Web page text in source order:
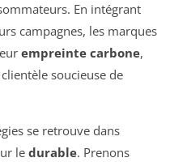
En intégrant
campagnes, les marques
empreinte carbone,
soucieuse de
se retrouve dans
le durable. Prenons